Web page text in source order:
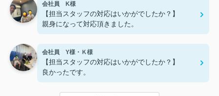
会社員 K様
【担当スタッフの対応はいかがでしたか？】
親身になって対応頂きました。
会社員 Y様・Ｋ様
【担当スタッフの対応はいかがでしたか？】
良かったです。